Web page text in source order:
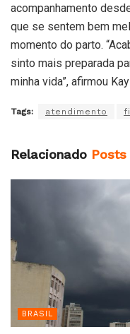
acompanhamento
que se sentem bem
momento do parto.
sinto mais preparada
minha vida”, afirmou
Tags: atendimento
Relacionado Posts
BRASIL